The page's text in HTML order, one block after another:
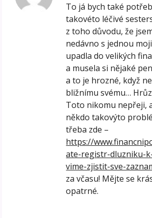
To já bych také
takovéto léčivé
z toho důvodu, že
nedávno s jednou
upadla do velikých
a musela si nějaké
a to je hrozné, když
bližnímu svému…
Toto nikomu nepřeji,
někdo takovýto
třeba zde –
https://
ate-registr-dluzniku-
vime-zjistit-sve-
za včasu! Mějte se
opatrné.